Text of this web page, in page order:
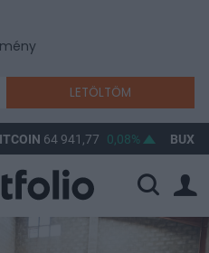
LETÖLTÖM
941,77 0,08% BUX148